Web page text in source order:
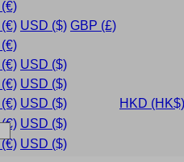
(€)
(€) USD ($) GBP (£)
(€)
(€) USD ($)
(€) USD ($)
(€) USD ($) HKD (HK$)
(€) USD ($)
(€) USD ($)